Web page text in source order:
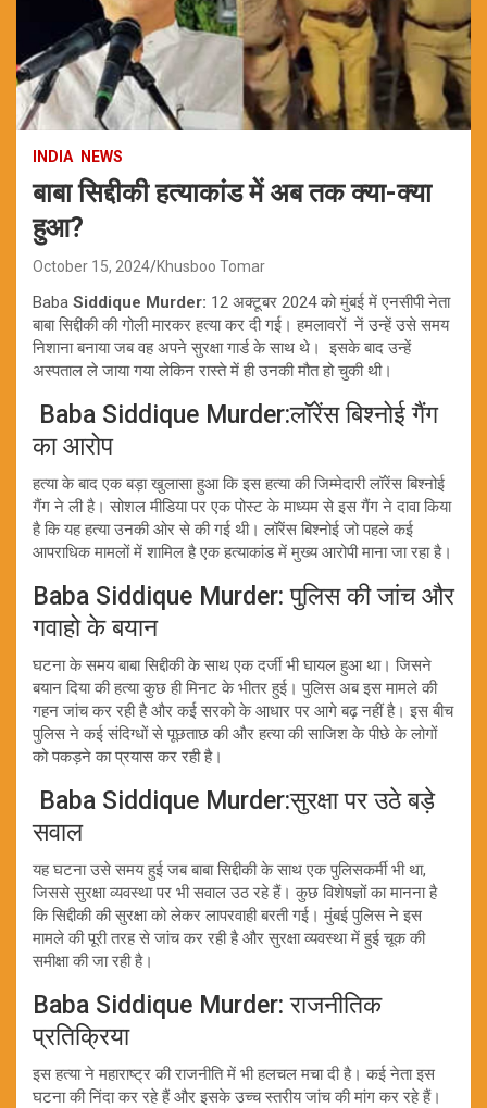
INDIA NEWS
बाबा सिद्दीकी हत्याकांड में अब तक क्या-क्या
हुआ?
October 15, 2024 Khusboo Tomar
Baba Siddique Murder: 12 अक्टूबर 2024 को मुंबई में एनसीपी नेता
बाबा सिद्दीकी की गोली मारकर हत्या कर दी गई। हमलावरों नें उन्हें उसे समय
निशाना बनाया जब वह अपने सुरक्षा गार्ड के साथ थे। इसके बाद उन्हें
अस्पताल ले जाया गया लेकिन रास्ते में ही उनकी मौत हो चुकी थी।
Baba Siddique Murder:लॉरेंस बिश्नोई गैंग
का आरोप
हत्या के बाद एक बड़ा खुलासा हुआ कि इस हत्या की जिम्मेदारी लॉरेंस बिश्नोई
गैंग ने ली है। सोशल मीडिया पर एक पोस्ट के माध्यम से इस गैंग ने दावा किया
है कि यह हत्या उनकी ओर से की गई थी। लॉरेंस बिश्नोई जो पहले कई
आपराधिक मामलों में शामिल है एक हत्याकांड में मुख्य आरोपी माना जा रहा है।
Baba Siddique Murder: पुलिस की जांच और
गवाहो के बयान
घटना के समय बाबा सिद्दीकी के साथ एक दर्जी भी घायल हुआ था। जिसने
बयान दिया की हत्या कुछ ही मिनट के भीतर हुई। पुलिस अब इस मामले की
गहन जांच कर रही है और कई सरको के आधार पर आगे बढ़ नहीं है। इस बीच
पुलिस ने कई संदिग्धों से पूछताछ की और हत्या की साजिश के पीछे के लोगों
को पकड़ने का प्रयास कर रही है।
Baba Siddique Murder:सुरक्षा पर उठे बड़े
सवाल
यह घटना उसे समय हुई जब बाबा सिद्दीकी के साथ एक पुलिसकर्मी भी था,
जिससे सुरक्षा व्यवस्था पर भी सवाल उठ रहे हैं। कुछ विशेषज्ञों का मानना है
कि सिद्दीकी की सुरक्षा को लेकर लापरवाही बरती गई। मुंबई पुलिस ने इस
मामले की पूरी तरह से जांच कर रही है और सुरक्षा व्यवस्था में हुई चूक की
समीक्षा की जा रही है।
Baba Siddique Murder: राजनीतिक
प्रतिक्रिया
इस हत्या ने महाराष्ट्र की राजनीति में भी हलचल मचा दी है। कई नेता इस
घटना की निंदा कर रहे हैं और इसके उच्च स्तरीय जांच की मांग कर रहे हैं।